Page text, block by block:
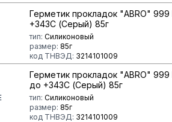
Герметик прокладок "ABRO"
+343С (Серый) 85г
тип: Силиконовый
размер: 85г
код ТНВЭД: 3214101009
Герметик прокладок "ABRO"
до +343С (Серый) 85г
тип: Силиконовый
размер: 85г
код ТНВЭД: 3214101009